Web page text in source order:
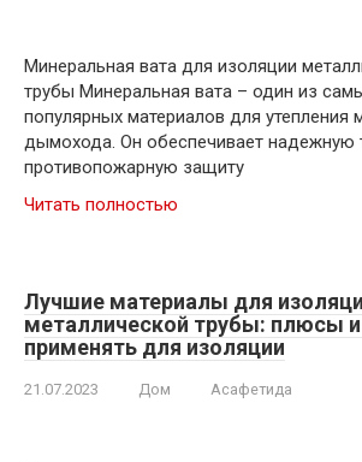
Минеральная вата для изоляции
трубы Минеральная вата – один из
популярных материалов для утепления
дымохода. Он обеспечивает надежную
противопожарную защиту
Читать полностью
Лучшие материалы для
металлической трубы: плюсы
применять для изоляции
21.07.2023 Дом Асафетида